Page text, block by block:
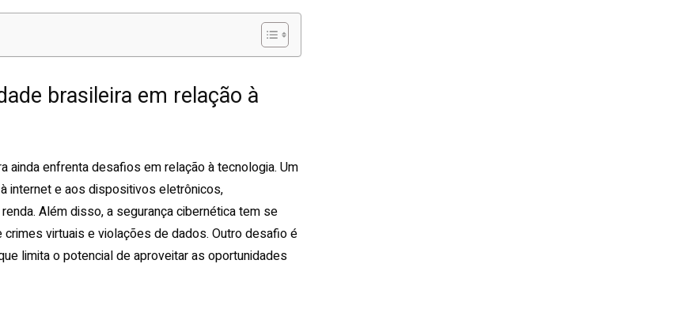
brasileira em relação à
enfrenta desafios em relação à tecnologia. Um
internet e aos dispositivos eletrônicos,
Além disso, a segurança cibernética tem se
virtuais e violações de dados. Outro desafio é
limita o potencial de aproveitar as oportunidades